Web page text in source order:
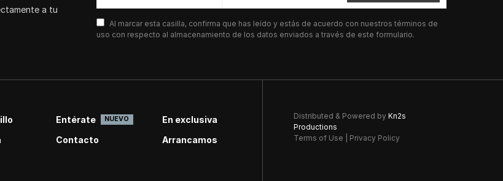
a tu
Al marcar esta casilla, confirma que has leído y estás de acuerdo con nuestros términos de
uso con respecto al almacenamiento de los datos enviados a través de este formulario.
Entérate NUEVO
En exclusiva
Contacto Arrancamos
Distributed & Powered by Kn2s
Productions
Terms of Use
Privacy Policy